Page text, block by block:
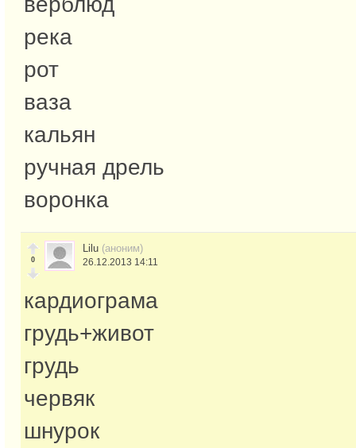
река
рот
ваза
кальян
ручная дрель
воронка
0
Lilu (аноним)
26.12.2013 14:11
кардиограма
грудь+живот
грудь
червяк
шнурок